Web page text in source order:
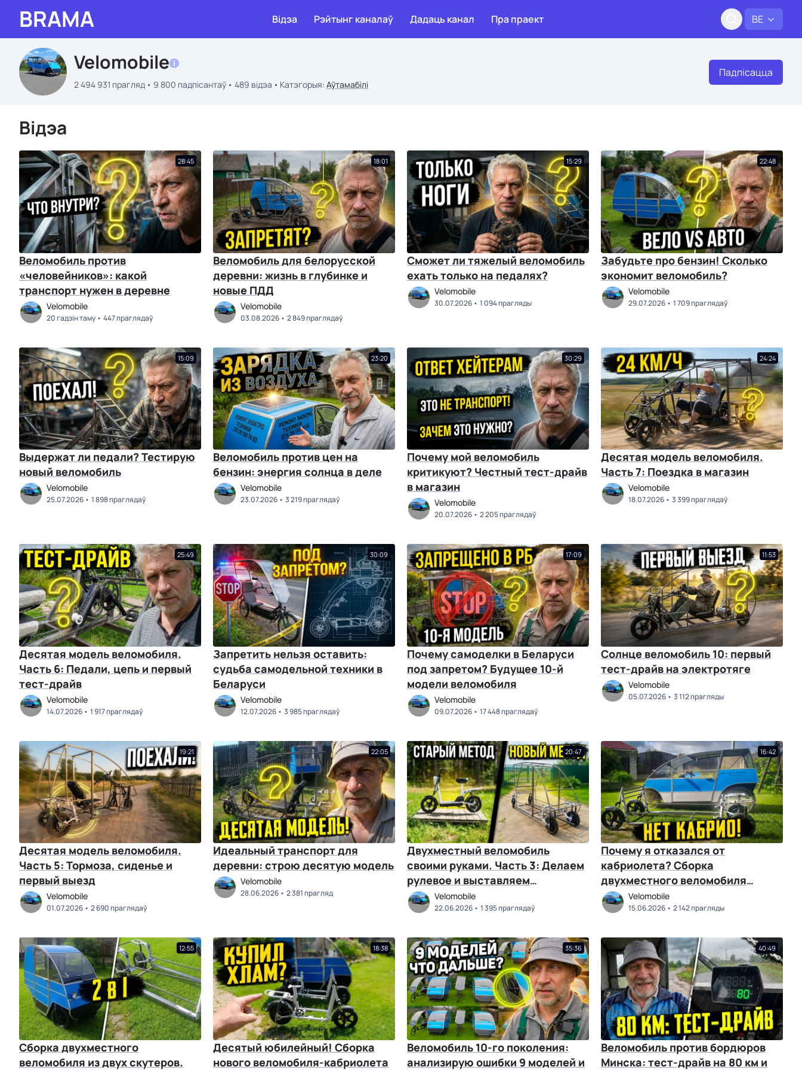
BRAMA BE
Відэа Рэйтынг каналаў Дадаць канал Пра праект
Velomobile
2 494 931 прагляд 9 800 падпісантаў 489 відэа Катэгорыя:Аўтамабілі
Падпісацца
Відэа
28:45
Веломобиль против
«человейников»: какой
транспорт нужен в деревне
Velomobile
20 гадзін таму 447 праглядаў
18:01
Веломобиль для белорусской
деревни: жизнь в глубинке и
новые ПДД
Velomobile
03.08.2026 2 849 праглядаў
15:29
Сможет ли тяжелый веломобиль
ехать только на педалях?
Velomobile
30.07.2026 1 094 прагляды
22:48
Забудьте про бензин! Сколько
экономит веломобиль?
Velomobile
29.07.2026 1 709 праглядаў
15:09
Выдержат ли педали? Тестирую
новый веломобиль
Velomobile
25.07.2026 1 898 праглядаў
23:20
Веломобиль против цен на
бензин: энергия солнца в деле
Velomobile
23.07.2026 3 219 праглядаў
30:29
Почему мой веломобиль
критикуют? Честный тест-драйв
в магазин
Velomobile
20.07.2026 2 205 праглядаў
24:24
Десятая модель веломобиля.
Часть 7: Поездка в магазин
Velomobile
18.07.2026 3 399 праглядаў
25:49
Десятая модель веломобиля.
Часть 6: Педали, цепь и первый
тест-драйв
Velomobile
14.07.2026 1 917 праглядаў
30:09
Запретить нельзя оставить:
судьба самодельной техники в
Беларуси
Velomobile
12.07.2026 3 985 праглядаў
17:09
Почему самоделки в Беларуси
под запретом? Будущее 10-й
модели веломобиля
Velomobile
09.07.2026 17 448 праглядаў
11:53
Солнце веломобиль 10: первый
тест-драйв на электротяге
Velomobile
05.07.2026 3 112 прагляды
19:21
Десятая модель веломобиля.
Часть 5: Тормоза, сиденье и
первый выезд
Velomobile
01.07.2026 2 690 праглядаў
22:05
Идеальный транспорт для
деревни: строю десятую модель
Velomobile
28.06.2026 2 381 прагляд
20:47
Двухместный веломобиль
своими руками. Часть 3: Делаем
рулевое и выставляем
соосность
Velomobile
22.06.2026 1 395 праглядаў
16:42
Почему я отказался от
кабриолета? Сборка
двухместного веломобиля
(Часть 2)
Velomobile
15.06.2026 2 142 прагляды
12:55
Сборка двухместного
веломобиля из двух скутеров.
18:38
Десятый юбилейный! Сборка
нового веломобиля-кабриолета
35:36
Веломобиль 10-го поколения:
анализирую ошибки 9 моделей и
40:49
Веломобиль против бордюров
Минска: тест-драйв на 80 км и